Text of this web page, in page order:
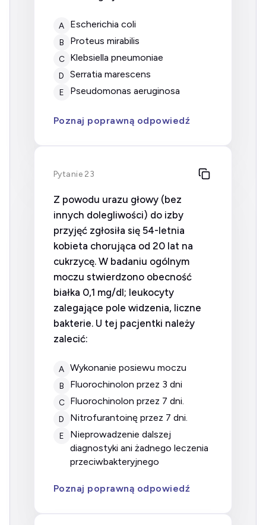
A Escherichia coli
B Proteus mirabilis
C Klebsiella pneumoniae
D Serratia marescens
E Pseudomonas aeruginosa
Poznaj poprawną odpowiedź
Pytanie 23
Z powodu urazu głowy (bez
innych dolegliwości) do izby
przyjęć zgłosiła się 54-letnia
kobieta chorująca od 20 lat na
cukrzycę. W badaniu ogólnym
moczu stwierdzono obecność
białka 0,1 mg/dl; leukocyty
zalegające pole widzenia, liczne
bakterie. U tej pacjentki należy
zalecić:
A Wykonanie posiewu moczu
B Fluorochinolon przez 3 dni
C fluorochinolon przez 7 dni.
D nitrofurantoinę przez 7 dni.
E
Nieprowadzenie dalszej
diagnostyki ani żadnego leczenia
przeciwbakteryjnego
Poznaj poprawną odpowiedź